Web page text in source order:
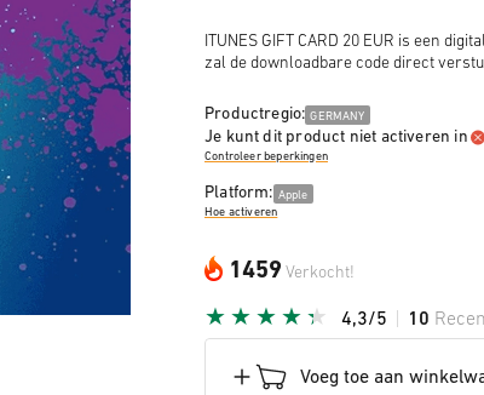
ITUNES GIFT CARD 20 EUR is een
zal de downloadbare code direct
Productregio: GERMANY
Je kunt dit product niet activeren in
Controleer beperkingen
Platform: Apple
Hoe activeren
1459 Verkocht!
4,3/5 10
Voeg toe aan